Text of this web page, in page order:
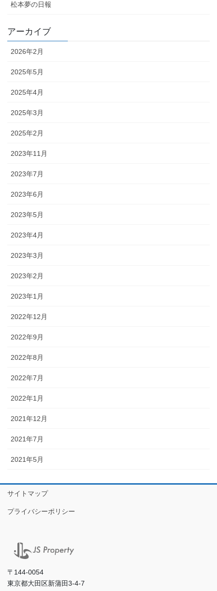
松本夢の日報
アーカイブ
2026年2月
2025年5月
2025年4月
2025年3月
2025年2月
2023年11月
2023年7月
2023年6月
2023年5月
2023年4月
2023年3月
2023年2月
2023年1月
2022年12月
2022年9月
2022年8月
2022年7月
2022年1月
2021年12月
2021年7月
2021年5月
サイトマップ
プライバシーポリシー
〒144-0054
東京都大田区新蒲田3-4-7